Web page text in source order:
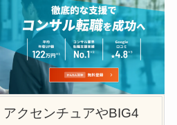
アクセンチュアやBIG4